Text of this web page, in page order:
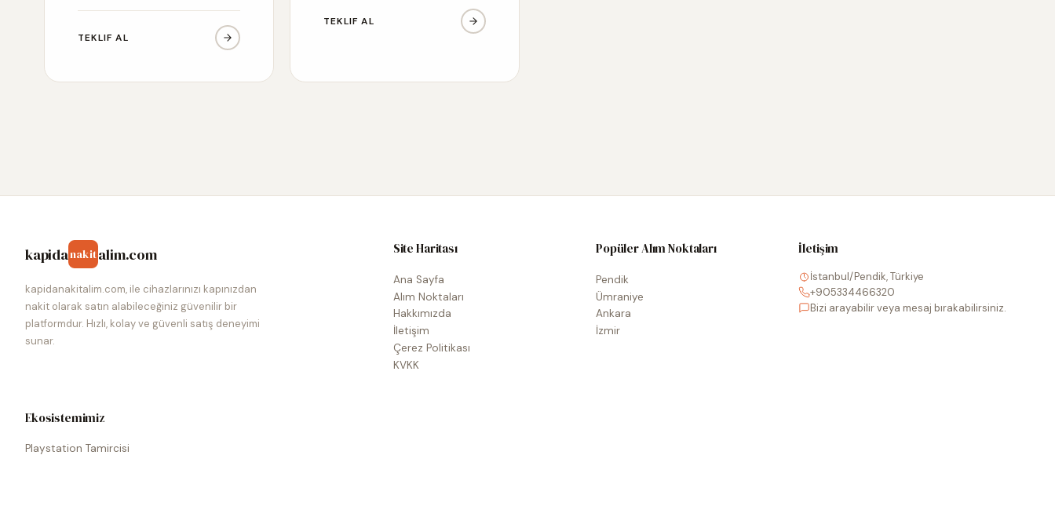
TEKLIF AL
TEKLIF AL
kapidanakitalim.com
kapidanakitalim.com, ile cihazlarınızı kapınızdan
nakit olarak satın alabileceğiniz güvenilir bir
platformdur. Hızlı, kolay ve güvenli satış deneyimi
sunar.
Site Haritası
Ana Sayfa
Alım Noktaları
Hakkımızda
İletişim
Çerez Politikası
KVKK
Popüler Alım Noktaları
Pendik
Ümraniye
Ankara
İzmir
İletişim
İstanbul/Pendik, Türkiye
+905334466320
Bizi arayabilir veya mesaj bırakabilirsiniz.
Ekosistemimiz
Playstation Tamircisi